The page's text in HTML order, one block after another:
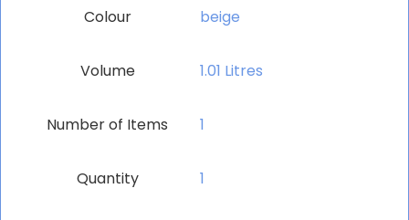
Colour ‎beige
Volume ‎1.01 Litres
Number of Items ‎1
Quantity ‎1